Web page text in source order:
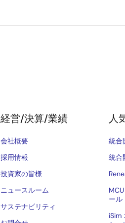
経営/決算/業績
会社概要
採用情報
投資家の皆様
ニュースルーム
サステナビリティ
人
統合
統合
ール
iSim